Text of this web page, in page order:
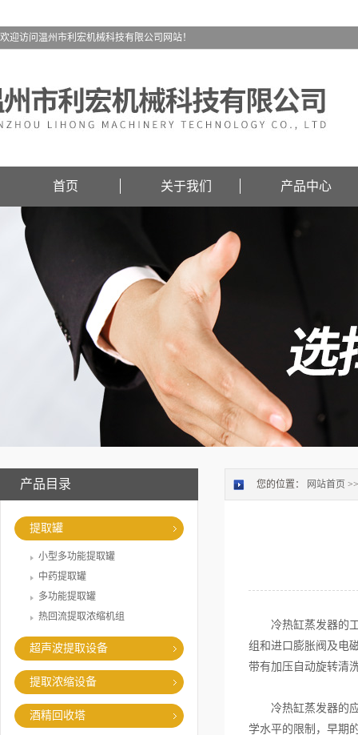
欢迎访问温州市利宏机械科技有限公司网站！
首页 关于我们 产品中心
产品目录
提取罐
小型多功能提取罐
中药提取罐
多功能提取罐
热回流提取浓缩机组
超声波提取设备
提取浓缩设备
酒精回收塔
您的位置： 网站首页
冷热缸蒸发器的工
组和进口膨胀阀及电
带有加压自动旋转清
冷热缸蒸发器的应
学水平的限制，早期